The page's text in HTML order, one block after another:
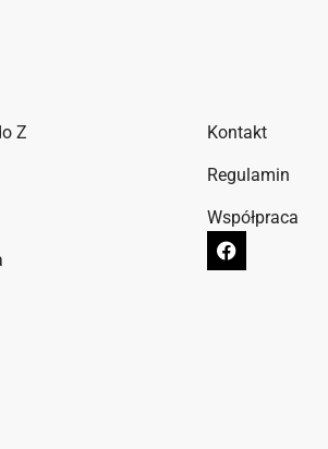
Z Kontakt
Regulamin
Współpraca